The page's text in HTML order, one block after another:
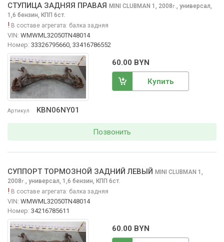
Артикул KBN06NY01
СТУПИЦА ЗАДНЯЯ ПРАВАЯ MINI CLUBMAN 1, 2008г. универсал,
1,6 бензин, КПП 6ст.
! В составе агрегата: балка задняя
VIN: WMWML32050TN48014
Номер: 33326795660, 33416786552
60.00 BYN
Купить
Позвонить
СУППОРТ ТОРМОЗНОЙ ЗАДНИЙ ЛЕВЫЙ MINI CLUBMAN 1,
2008г., универсал, 1,6 бензин, КПП 6ст.
! В составе агрегата: балка задняя
VIN: WMWML32050TN48014
Номер: 34216785611
60.00 BYN